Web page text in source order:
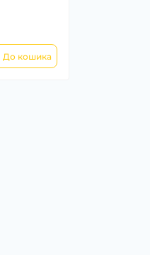
До кошика